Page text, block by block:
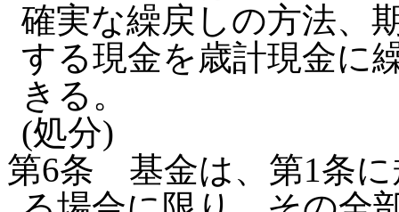
確実な繰戻しの方法、
する現金を歳計現金に
きる。
(処分)
第6条 基金は、第1条